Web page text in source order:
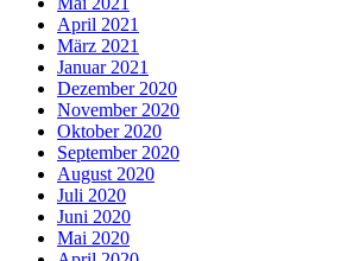
April 2021
März 2021
Januar 2021
Dezember 2020
November 2020
Oktober 2020
September 2020
August 2020
Juli 2020
Juni 2020
Mai 2020